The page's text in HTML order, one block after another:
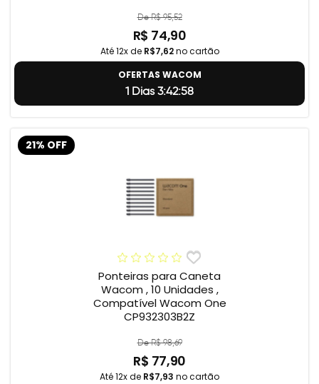
De R$ 95,52
R$ 74,90
Até 12x de R$7,62no cartão
OFERTAS WACOM
1 Dias 3:42:57
21% OFF
Ponteiras para Caneta
Wacom , 10 Unidades ,
Compatível Wacom One
CP932303B2Z
De R$ 98,69
R$ 77,90
Até 12x de R$7,93 no cartão